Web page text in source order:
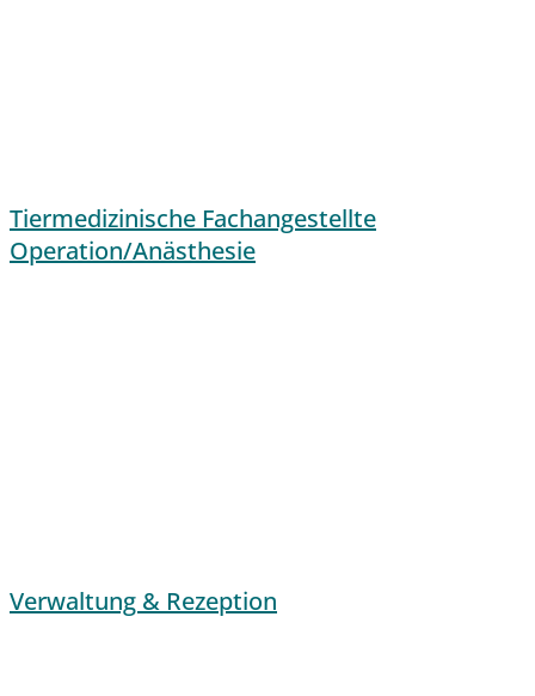
Tiermedizinische Fachangestellte
Operation/Anästhesie
Verwaltung & Rezeption